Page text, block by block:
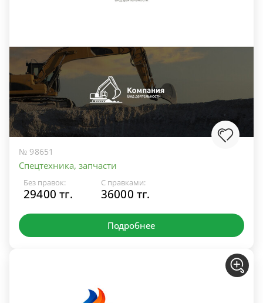
№ 98651
Спецтехника, запчасти
Без правок:
29400 тг.
С правками:
36000 тг.
Подробнее